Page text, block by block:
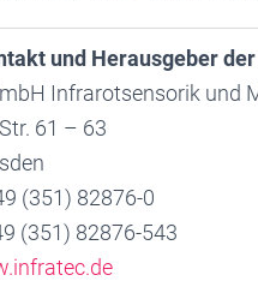
und Herausgeber
Infrarotsensorik und
61 – 63
(351) 82876-0
(351) 82876-543